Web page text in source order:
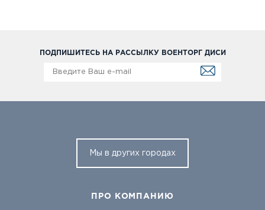
ПОДПИШИТЕСЬ НА РАССЫЛКУ ВОЕНТОРГ ДИСИ
Мы в других городах
ПРО КОМПАНИЮ